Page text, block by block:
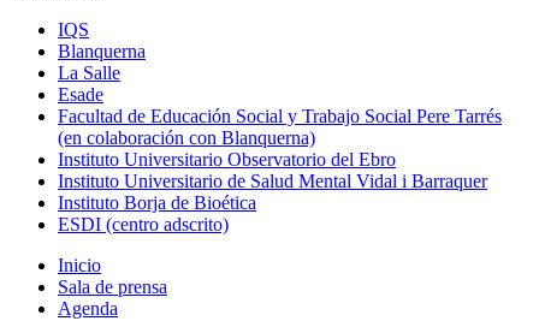
IQS
Blanquerna
La Salle
Esade
Facultad de Educación Social y Trabajo Social Pere Tarrés
(en colaboración con Blanquerna)
Instituto Universitario Observatorio del Ebro
Instituto Universitario de Salud Mental Vidal i Barraquer
Instituto Borja de Bioética
ESDI (centro adscrito)
Inicio
Sala de prensa
Agenda